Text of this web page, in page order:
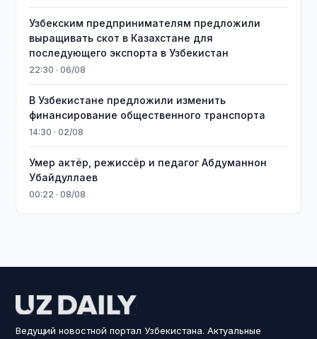
Узбекским предпринимателям предложили
выращивать скот в Казахстане для
последующего экспорта в Узбекистан
22:30 · 06/08
В Узбекистане предложили изменить
финансирование общественного транспорта
14:30 · 02/08
Умер актёр, режиссёр и педагог Абдуманнон
Убайдуллаев
00:22 · 08/08
Ведущий новостной портал Узбекистана. Актуальные